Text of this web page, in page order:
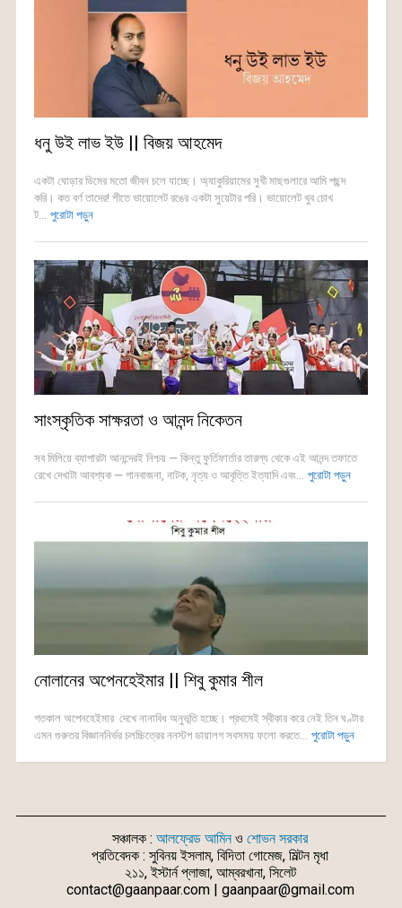
ধনু উই লাভ ইউ || বিজয় আহমেদ
একটা ঘোড়ার ডিমের মতো জীবন চলে যাচ্ছে। অ্যাকুরিয়ামের সুখী মাছগুলারে আমি পছন্দ
করি। কত বর্ণ তাদের! শীতে ভায়োলেট রঙের একটা সুয়েটার পরি। ভায়োলেট খুব চোখ
ট... পুরোটা পড়ুন
সাংস্কৃতিক সাক্ষরতা ও আনন্দ নিকেতন
সব মিলিয়ে ব্যাপারটা আনন্দেরই নিশ্চয় — কিন্তু ফুর্তিফার্তার তারল্য থেকে এই আনন্দ তফাতে
রেখে দেখাটা আবশ্যক — গানবাজনা, নাটক, নৃত্য ও আবৃত্তি ইত্যাদি এবং... পুরোটা পড়ুন
নোলানের অপেনহেইমার || শিবু কুমার শীল
গতকাল অপেনহেইমার দেখে নানাবিধ অনুভূতি হচ্ছে। প্রথমেই স্বীকার করে নেই তিন ঘণ্টার
এমন গুরুতর বিজ্ঞাননির্ভর চলচ্চিত্রের ননস্টপ ডায়ালগ সবসময় ফলো করতে... পুরোটা পড়ুন
সঞ্চালক : আলফ্রেড আমিনও শোভন সরকার
প্রতিবেদক : সুবিনয় ইসলাম, বিদিতা গোমেজ, মিল্টন মৃধা
২১১, ইস্টার্ন প্লাজা, আম্বরখানা, সিলেট
contact@gaanpaar.com | gaanpaar@gmail.com